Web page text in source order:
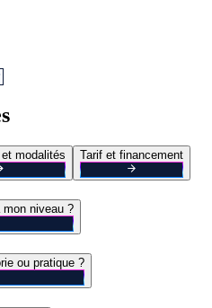
modalités Tarif et financement
niveau ?
ou pratique ?